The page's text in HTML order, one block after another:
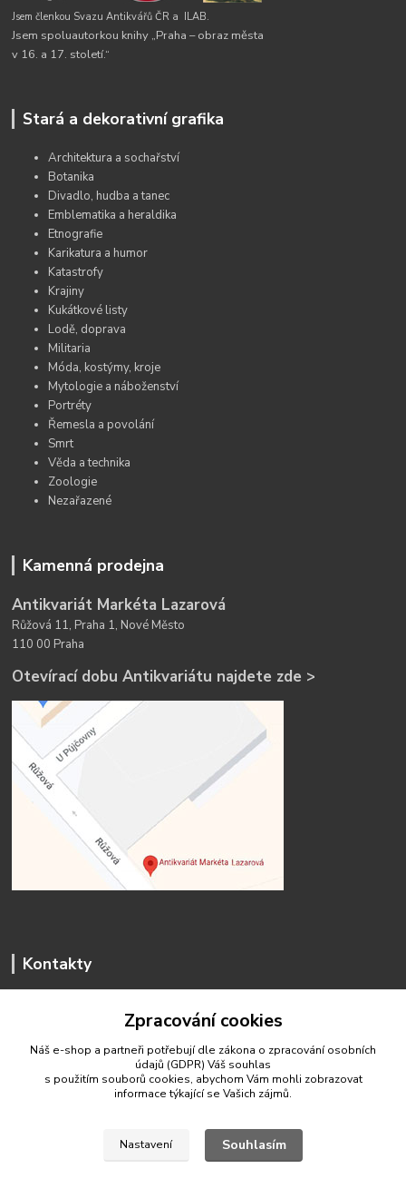
Jsem členkou Svazu Antikvářů ČR a ILAB.
Jsem spoluautorkou knihy „Praha – obraz města
v 16. a 17. století.“
Stará a dekorativní grafika
Architektura a sochařství
Botanika
Divadlo, hudba a tanec
Emblematika a heraldika
Etnografie
Karikatura a humor
Katastrofy
Krajiny
Kukátkové listy
Lodě, doprava
Militaria
Móda, kostýmy, kroje
Mytologie a náboženství
Portréty
Řemesla a povolání
Smrt
Věda a technika
Zoologie
Nezařazené
Kamenná prodejna
Antikvariát Markéta Lazarová
Růžová 11, Praha 1, Nové Město
110 00 Praha
Otevírací dobu Antikvariátu najdete zde >
Kontakty
antikvariat.marketa.lazarova@gmail.com
Zpracování cookies
Náš e-shop a partneři potřebují dle zákona o zpracování osobních
údajů (GDPR) Váš souhlas
s použitím souborů cookies, abychom Vám mohli zobrazovat
informace týkající se Vašich zájmů.
Nastavení Souhlasím